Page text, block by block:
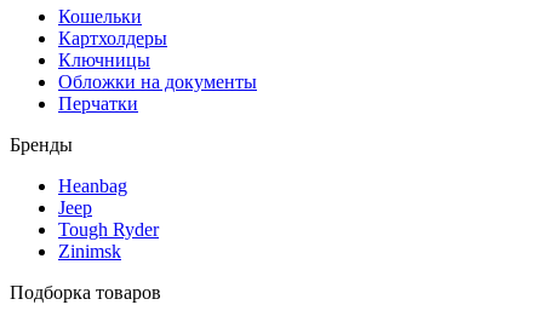
Кошельки
Картхолдеры
Ключницы
Обложки на документы
Перчатки
Бренды
Heanbag
Jeep
Tough Ryder
Zinimsk
Подборка товаров